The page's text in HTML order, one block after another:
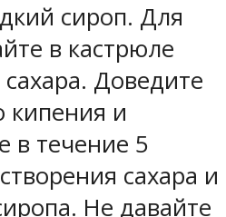
сироп. Для
в кастрюле
Доведите
кипения и
в течение 5
сахара и
Не давайте